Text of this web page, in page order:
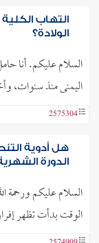
التهاب
الولادة؟
السلام عليكم. أنا
اليمنى منذ سنوات،
2575304
هل أدوية
الدورة
السلام عليكم ورحمة
الوقت بدأت تظهر